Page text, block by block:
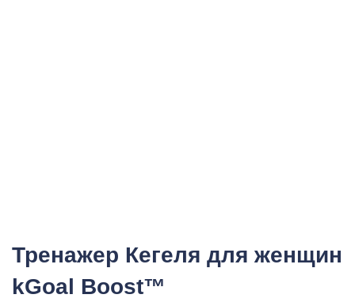
Тренажер Кегеля для женщин
kGoal Boost™